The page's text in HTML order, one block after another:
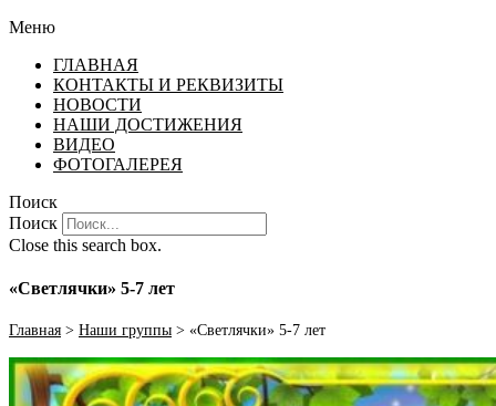
Меню
ГЛАВНАЯ
КОНТАКТЫ И РЕКВИЗИТЫ
НОВОСТИ
НАШИ ДОСТИЖЕНИЯ
ВИДЕО
ФОТОГАЛЕРЕЯ
Поиск
Поиск
Close this search box.
«Светлячки» 5-7 лет
Главная > Наши группы > «Светлячки» 5-7 лет